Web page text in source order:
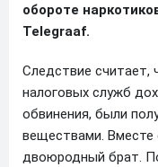
обороте
Telegraaf.
Следствие считает,
налоговых служб
обвинения, были
веществами. Вместе
двоюродный брат.